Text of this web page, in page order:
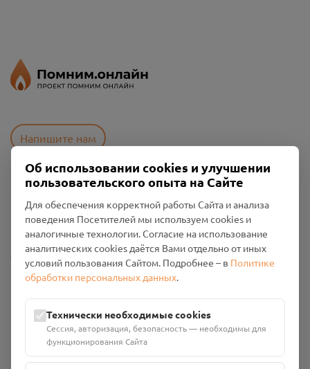
Напишите нам
Политика конфиденциальности
Промо-материалы
Настройки cookies
Общество с ограниченной ответственностью «Смоленский
Проект Помним»
ИНН: 6700029207 ОГРН: 1256700001986
Юридический адрес: 216790, Смоленская область, р-н
Руднянский, г. Рудня, улица Западная, д. 26А, пом. 18
Номер счёта: 40702810901130004287 в АО "АЛЬФА-БАНК"
Об использовании cookies и улучшении
пользовательского опыта на Сайте
Для обеспечения корректной работы Сайта и анализа
поведения Посетителей мы используем cookies и
аналогичные технологии. Согласие на использование
аналитических cookies даётся Вами отдельно от иных
условий пользования Сайтом. Подробнее – в Политике
обработки персональных данных.
Технически необходимые cookies
Сессия, авторизация, безопасность — необходимы для
функционирования Сайта